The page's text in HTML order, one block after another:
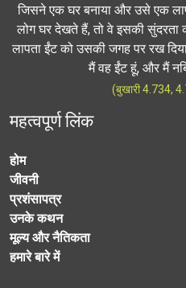
जिसने एक घर बनाया और उसे एक
लोग घर देखते हैं, तो वे इसकी
लापता ईंट को उसकी जगह पर रख दिया
मैं वह ईंट हूं, और मैं
(बुखारी 4.734,
महत्वपूर्ण लिंक
होम
जीवनी
प्रशंसापत्र
उनके कथन
मूल्य और नैतिकता
हमारे बारे में